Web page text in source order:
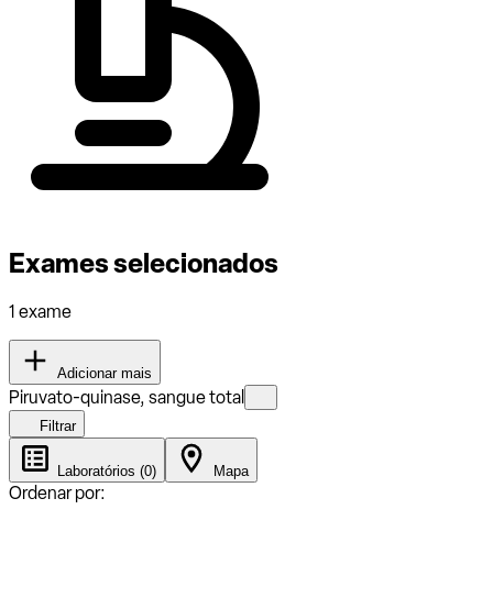
Exames selecionados
1 exame
Adicionar mais
Piruvato-quinase, sangue total
Filtrar
Laboratórios (0) Mapa
Ordenar por: